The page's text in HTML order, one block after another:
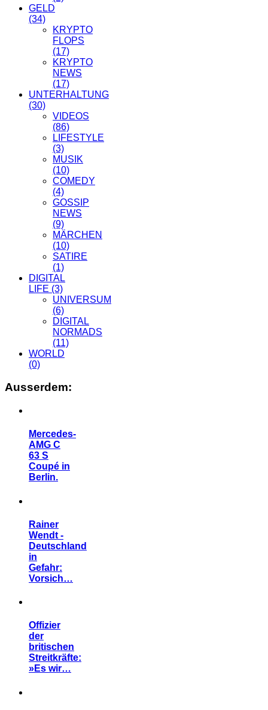
GELD
(34)
KRYPTO
FLOPS
(17)
KRYPTO
NEWS
(17)
UNTERHALTUNG
(30)
VIDEOS
(86)
LIFESTYLE
(3)
MUSIK
(10)
COMEDY
(4)
GOSSIP
NEWS
(9)
MÄRCHEN
(10)
SATIRE
(1)
DIGITAL
LIFE (3)
UNIVERSUM
(6)
DIGITAL
NORMADS
(11)
WORLD
(0)
Ausserdem:
Mercedes-
AMG C
63 S
Coupé in
Berlin.
Rainer
Wendt -
Deutschland
in
Gefahr:
Vorsich…
Offizier
der
britischen
Streitkräfte:
»Es wir…